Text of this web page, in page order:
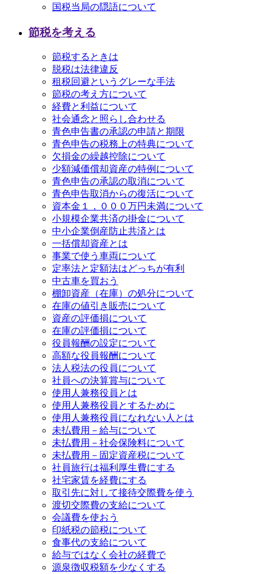
国税当局の隠語について
節税を考える
節税するときは
脱税は法律違反
租税回避というグレーな手法
節税の考え方について
経費と利益について
社会通念と照らし合わせる
青色申告書の承認の申請と期限
青色申告の税務上の特典について
欠損金の繰越控除について
少額減価償却資産の特例について
青色申告の承認の取消について
青色申告取消からの復活について
資本金１，０００万円未満について
小規模企業共済の掛金について
中小企業倒産防止共済とは
一括償却資産とは
事業で使う車両について
定率法と定額法はどっちが有利
中古車を買おう
棚卸資産（在庫）の処分について
在庫の値引き販売について
資産の評価損について
在庫の評価損について
役員報酬の設定について
高額な役員報酬について
法人税法の役員について
社員への決算賞与について
使用人兼務役員とは
使用人兼務役員とするために
使用人兼務役員になれない人とは
未払費用－給与について
未払費用－社会保険料について
未払費用－固定資産税について
社員旅行は福利厚生費にする
社宅家賃を経費にする
取引先に対して接待交際費を使う
渡切交際費の支給について
会議費を使おう
印紙税の節税について
食事代の支給について
給与ではなく会社の経費で
源泉徴収税額を少なくする